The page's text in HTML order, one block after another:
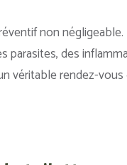
non
parasites, des
véritable rendez-